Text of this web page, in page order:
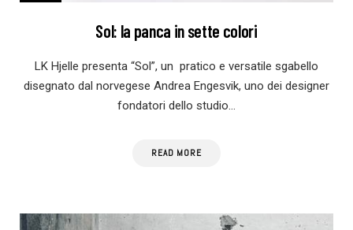
Sol: la panca in sette colori
LK Hjelle presenta “Sol”, un pratico e versatile sgabello
disegnato dal norvegese Andrea Engesvik, uno dei designer
fondatori dello studio…
READ MORE